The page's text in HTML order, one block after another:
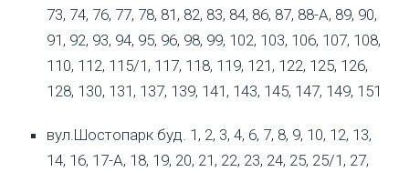
73, 74, 76, 77, 78, 81, 82, 83, 84, 86, 87, 88-А, 89, 90,
91, 92, 93, 94, 95, 96, 98, 99, 102, 103, 106, 107, 108,
110, 112, 115/1, 117, 118, 119, 121, 122, 125, 126,
128, 130, 131, 137, 139, 141, 143, 145, 147, 149, 151
вул.Шостопарк буд. 1, 2, 3, 4, 6, 7, 8, 9, 10, 12, 13,
14, 16, 17-А, 18, 19, 20, 21, 22, 23, 24, 25, 25/1, 27,